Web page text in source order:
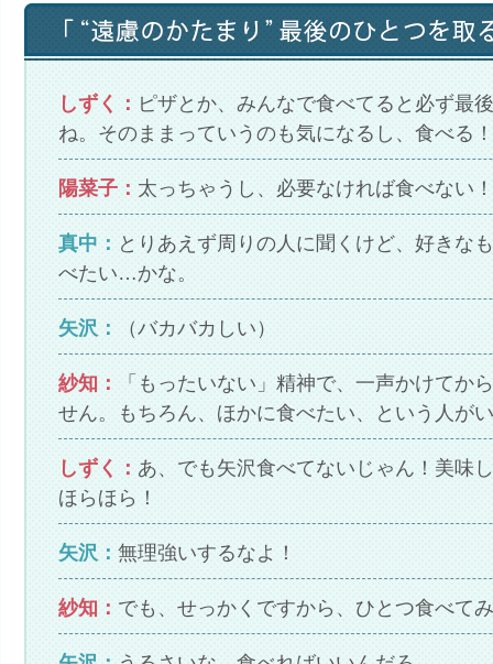
しずく： ピザとか、みんなで食べてると必ず最
ね。そのままっていうのも気になるし、食べる！
陽菜子： 太っちゃうし、必要なければ食べない！
真中： とりあえず周りの人に聞くけど、好きな
べたい…かな。
矢沢： （バカバカしい）
紗知：
「もったいない」精神で、一声かけてか
せん。もちろん、ほかに食べたい、という人が
しずく： あ、でも矢沢食べてないじゃん！美味
ほらほら！
矢沢： 無理強いするなよ！
紗知： でも、せっかくですから、ひとつ食べて